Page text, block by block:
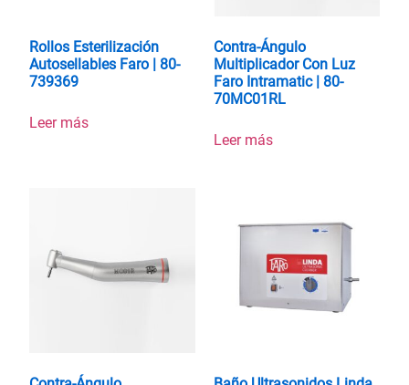
Rollos Esterilización
Autosellables Faro | 80-
739369
Leer más
Contra-Ángulo
Multiplicador Con Luz
Faro Intramatic | 80-
70MC01RL
Leer más